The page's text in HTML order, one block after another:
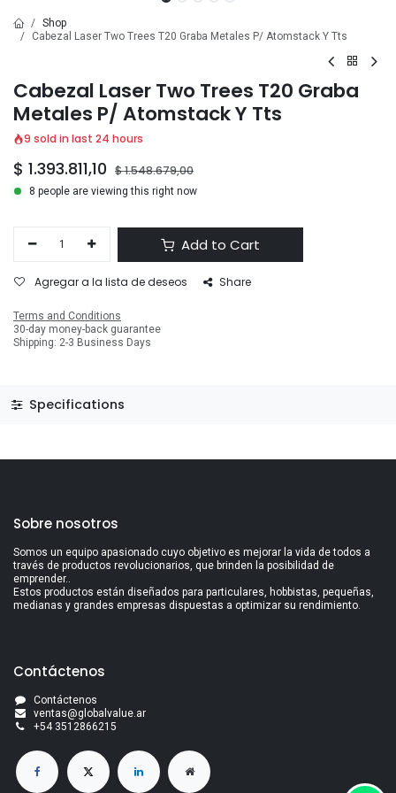
Shop
Cabezal Laser Two Trees T20 Graba Metales P/ Atomstack Y Tts
Cabezal Laser Two Trees T20 Graba
Metales P/ Atomstack Y Tts
9 sold in last 24 hours
$ 1.393.811,10 $1.548.679,00
8 people are viewing this right now
Add to Cart
Agregar a la lista de deseos Share
Terms and Conditions
30-day money-back guarantee
Shipping: 2-3 Business Days
Specifications
Sobre nosotros
Somos un equipo apasionado cuyo objetivo es mejorar la vida de todos a
través de productos revolucionarios, que brinden la posibilidad de
emprender..
Estos productos están diseñados para particulares, hobbistas, pequeñas,
medianas y grandes empresas dispuestas a optimizar su rendimiento.
Contáctenos
Contáctenos
ventas@globalvalue.ar
+54 3512866215